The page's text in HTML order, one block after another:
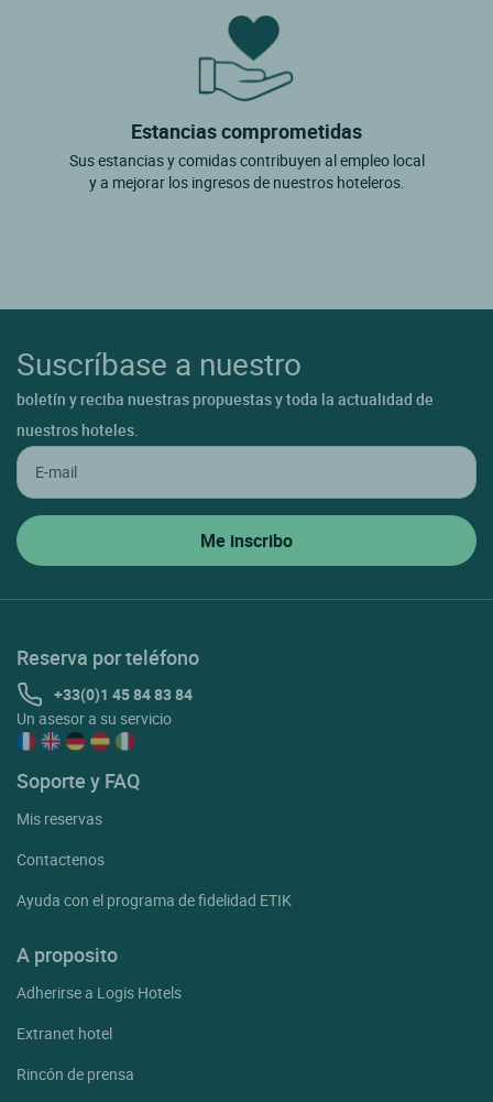
Estancias comprometidas
Sus estancias y comidas contribuyen al empleo local
y a mejorar los ingresos de nuestros hoteleros.
Suscríbase a nuestro
boletín y reciba nuestras propuestas y toda la actualidad de
nuestros hoteles.
Reserva por teléfono
+33(0)1 45 84 83 84
Un asesor a su servicio
Soporte y FAQ
Mis reservas
Contactenos
Ayuda con el programa de fidelidad ETIK
A proposito
Adherirse a Logis Hotels
Extranet hotel
Rincón de prensa